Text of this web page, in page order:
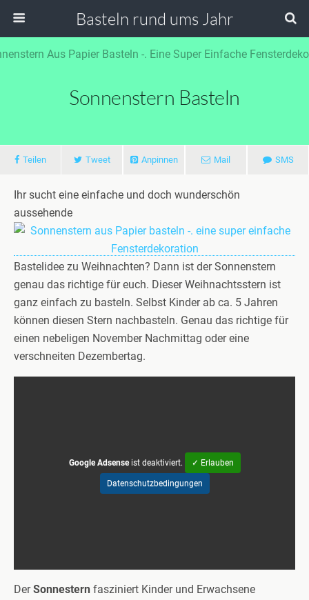
Basteln rund ums Jahr
Sonnenstern Basteln
Teilen Tweet Anpinnen Mail SMS
Ihr sucht eine einfache und doch wunderschön
aussehende
Bastelidee zu Weihnachten? Dann ist der Sonnenstern
genau das richtige für euch. Dieser Weihnachtsstern ist
ganz einfach zu basteln. Selbst Kinder ab ca. 5 Jahren
können diesen Stern nachbasteln. Genau das richtige für
einen nebeligen November Nachmittag oder eine
verschneiten Dezembertag.
Google Adsenseist deaktiviert. ✓ Erlauben
Datenschutzbedingungen
DerSonnestern fasziniert Kinder und Erwachsene